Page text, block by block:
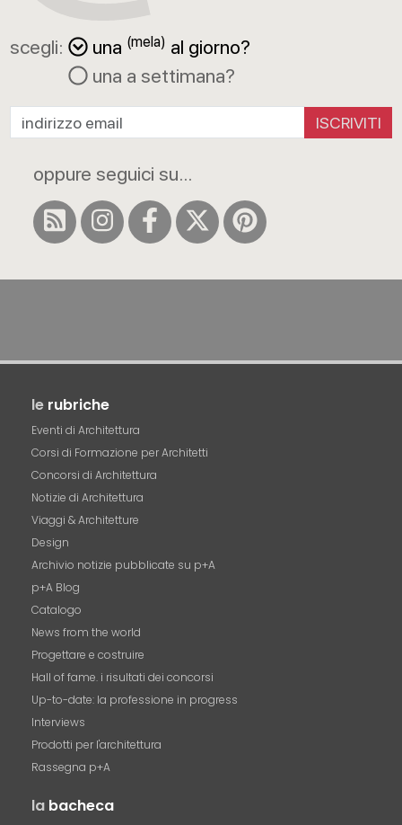
scegli: una (mela) al giorno?
una a settimana?
ISCRIVITI
oppure seguici su...
le rubriche
Eventi di Architettura
Corsi di Formazione per Architetti
Concorsi di Architettura
Notizie di Architettura
Viaggi & Architetture
Design
Archivio notizie pubblicate su p+A
p+A Blog
Catalogo
News from the world
Progettare e costruire
Hall of fame. i risultati dei concorsi
Up-to-date: la professione in progress
Interviews
Prodotti per l'architettura
Rassegna p+A
la bacheca